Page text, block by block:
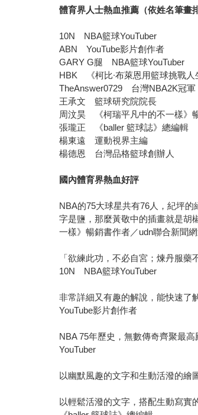
體育界人士熱血推薦（依姓名筆畫
10N NBA籃球YouTuber
ABN YouTube影片創作者
GARY G腿 NBA籃球YouTuber
HBK 《柯比∙布萊恩用籃球挑戰人
TheAnswer0729 台灣NBA2K冠軍
王承文 籃球研究院院長
周汶昊 《柯瑞平凡中的不一樣》
張瓏正 《baller 籃球誌》總編輯
楊東遠 運動視界主編
楊德恩 台灣品格籃球創辦人
國內體育界熱血好評
NBA的75大球星共有76人，紀坪
字是鹽，那麼黃敬中的插畫就是
一樣》暢銷書作者／udn聯合新聞
「欲練此功，不必自宮；煉丹服
10N NBA籃球YouTuber
非常詳細又有趣的解說，能快速
YouTube影片創作者
NBA 75年歷史，無數傳奇齊聚最
YouTuber
以幽默風趣的文字和生動活潑的
以輕鬆活潑的文字，搭配生動寫